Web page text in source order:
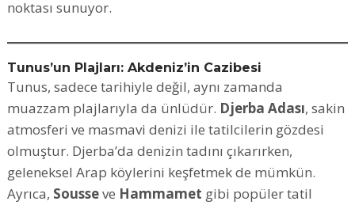
noktası sunuyor.
Tunus’un Plajları: Akdeniz’in Cazibesi
Tunus, sadece tarihiyle değil, aynı zamanda
muazzam plajlarıyla da ünlüdür. Djerba Adası, sakin
atmosferi ve masmavi denizi ile tatilcilerin gözdesi
olmuştur. Djerba’da denizin tadını çıkarırken,
geleneksel Arap köylerini keşfetmek de mümkün.
Ayrıca, Sousseve Hammamet gibi popüler tatil